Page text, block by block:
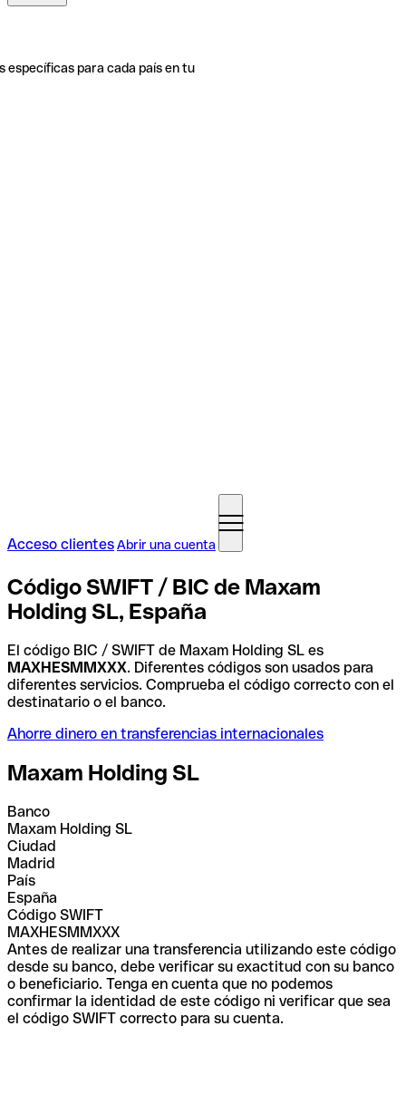
específicas para cada país en tu
Acceso clientesAbrir una cuenta
Código SWIFT / BIC de Maxam
Holding SL, España
El código BIC / SWIFT de Maxam Holding SL es
MAXHESMMXXX. Diferentes códigos son usados para
diferentes servicios. Comprueba el código correcto con el
destinatario o el banco.
Ahorre dinero en transferencias internacionales
Maxam Holding SL
Banco
Maxam Holding SL
Ciudad
Madrid
País
España
Código SWIFT
MAXHESMMXXX
Antes de realizar una transferencia utilizando este código
desde su banco, debe verificar su exactitud con su banco
o beneficiario. Tenga en cuenta que no podemos
confirmar la identidad de este código ni verificar que sea
el código SWIFT correcto para su cuenta.